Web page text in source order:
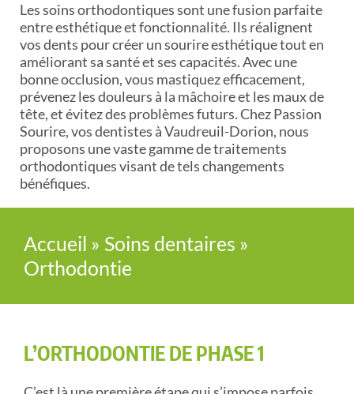
Les soins orthodontiques sont une fusion parfaite
entre esthétique et fonctionnalité. Ils réalignent
vos dents pour créer un sourire esthétique tout en
améliorant sa santé et ses capacités. Avec une
bonne occlusion, vous mastiquez efficacement,
prévenez les douleurs à la mâchoire et les maux de
tête, et évitez des problèmes futurs. Chez Passion
Sourire, vos dentistes à Vaudreuil-Dorion, nous
proposons une vaste gamme de traitements
orthodontiques visant de tels changements
bénéfiques.
Accueil » Soins dentaires »
Orthodontie
L’ORTHODONTIE DE PHASE 1